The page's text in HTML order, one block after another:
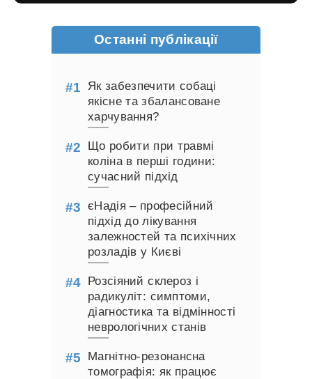
Останні публікації
Як забезпечити собаці
якісне та збалансоване
харчування?
Що робити при травмі
коліна в перші години:
сучасний підхід
єНадія – професійний
підхід до лікування
залежностей та психічних
розладів у Києві
Розсіяний склероз і
радикуліт: симптоми,
діагностика та відмінності
неврологічних станів
Магнітно-резонансна
томографія: як працює